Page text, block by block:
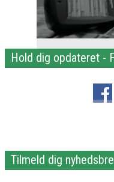
Hold dig opdateret -
Tilmeld dig